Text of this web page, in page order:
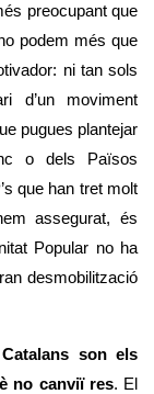
preocupant que
podem més que
ni tan sols
d’un moviment
pugues plantejar
o dels Països
que han tret molt
assegurat, és
Popular no ha
desmobilització
son els
no canviï res. El